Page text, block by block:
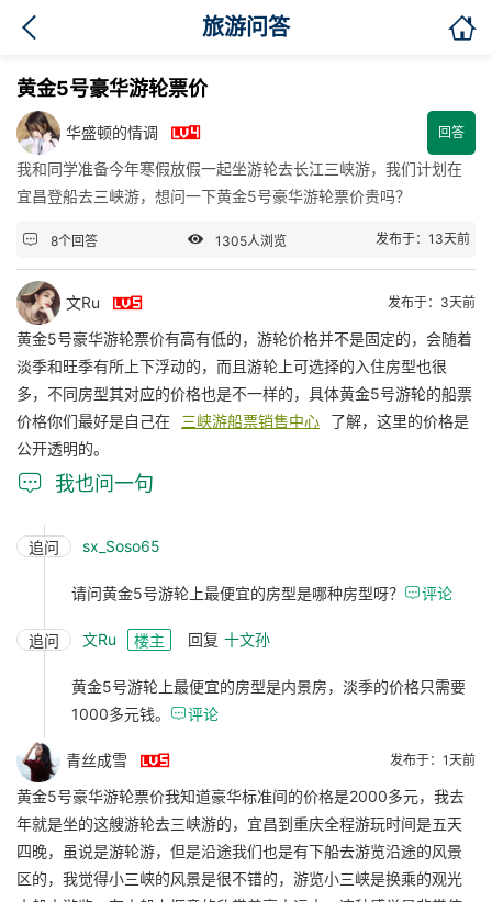
旅游问答 
黄金5号豪华游轮票价
华盛顿的情调  回答
我和同学准备今年寒假放假一起坐游轮去长江三峡游，我们计划在
宜昌登船去三峡游，想问一下黄金5号豪华游轮票价贵吗？
 8个回答  1305人浏览 发布于：13天前
文Ru  发布于：3天前
黄金5号豪华游轮票价有高有低的，游轮价格并不是固定的，会随着
淡季和旺季有所上下浮动的，而且游轮上可选择的入住房型也很
多，不同房型其对应的价格也是不一样的，具体黄金5号游轮的船票
价格你们最好是自己在
三峡游船票销售中心
了解，这里的价格是
公开透明的。
 我也问一句
追问 sx_Soso65
请问黄金5号游轮上最便宜的房型是哪种房型呀？ 评论
追问 文Ru 楼主 回复 十文孙
黄金5号游轮上最便宜的房型是内景房，淡季的价格只需要
1000多元钱。 评论
青丝成雪  发布于：1天前
黄金5号豪华游轮票价我知道豪华标准间的价格是2000多元，我去
年就是坐的这艘游轮去三峡游的，宜昌到重庆全程游玩时间是五天
四晚，虽说是游轮游，但是沿途我们也是有下船去游览沿途的风景
区的，我觉得小三峡的风景是很不错的，游览小三峡是换乘的观光